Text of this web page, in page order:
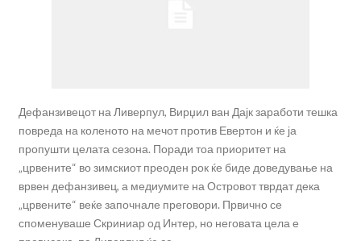
Дефанзивецот на Ливерпул, Вирџил ван Дајк заработи тешка
повреда на коленото на мечот против Евертон и ќе ја
пропушти целата сезона. Поради тоа приоритет на
„црвените“ во зимскиот преоден рок ќе биде доведување на
врвен дефанзивец, а медиумите на Островот тврдат дека
„црвените“ веќе започнале преговори. Првично се
споменуваше Скриниар од Интер, но неговата цела е